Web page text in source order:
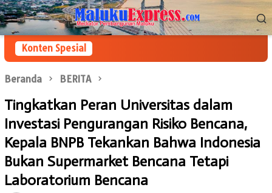
Loncat
ke
konten
Menu
Mobile
Konten Spesial
Beranda BERITA
Tingkatkan Peran Universitas dalam
Investasi Pengurangan Risiko Bencana,
Kepala BNPB Tekankan Bahwa Indonesia
Bukan Supermarket Bencana Tetapi
Laboratorium Bencana